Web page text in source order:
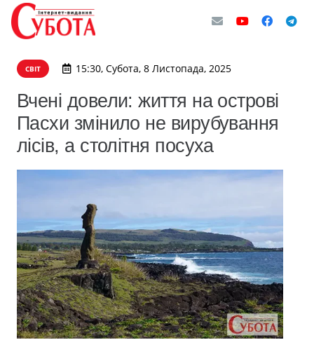
СВІТ 15:30, Субота, 8 Листопада, 2025
Вчені довели: життя на острові
Пасхи змінило не вирубування
лісів, а столітня посуха